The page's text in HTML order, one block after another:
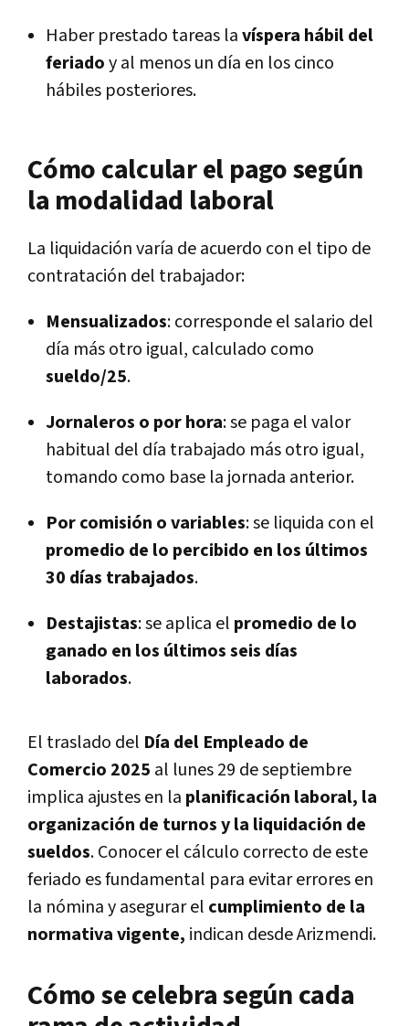
Haber prestado tareas lavíspera hábil del
feriadoy al menos un día en los cinco
hábiles posteriores.
Cómo calcular el pago según
la modalidad laboral
La liquidación varía de acuerdo con el tipo de
contratación del trabajador:
Mensualizados: corresponde el salario del
día más otro igual, calculado como
sueldo/25.
Jornaleros o por hora: se paga el valor
habitual del día trabajado más otro igual,
tomando como base la jornada anterior.
Por comisión o variables: se liquida con el
promedio de lo percibido en los últimos
30 días trabajados.
Destajistas: se aplica el promedio de lo
ganado en los últimos seis días
laborados.
El traslado del Día del Empleado de
Comercio 2025 al lunes 29 de septiembre
implica ajustes en la planificación laboral, la
organización de turnos y la liquidación de
sueldos. Conocer el cálculo correcto de este
feriado es fundamental para evitar errores en
la nómina y asegurar el cumplimiento de la
normativa vigente, indican desde Arizmendi.
Cómo se celebra según cada